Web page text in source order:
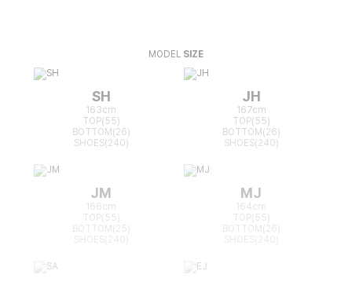
MODEL SIZE
SH
163cm
TOP(55)
BOTTOM(26)
SHOES(240)
JH
167cm
TOP(55)
BOTTOM(26)
SHOES(240)
JM
166cm
TOP(55)
BOTTOM(25)
MJ
164cm
TOP(55)
BOTTOM(26)